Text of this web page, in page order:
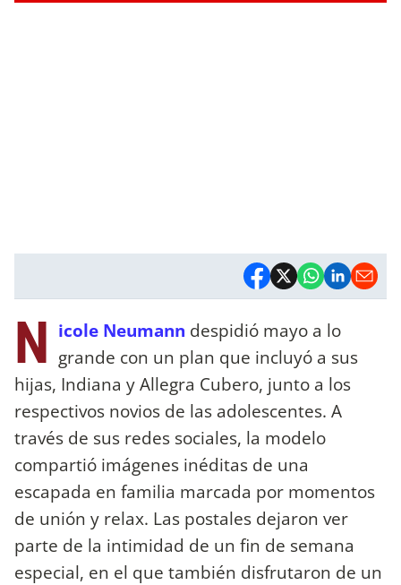
N icole Neumann despidió mayo a lo
grande con un plan que incluyó a sus
hijas, Indiana y Allegra Cubero, junto a los
respectivos novios de las adolescentes. A
través de sus redes sociales, la modelo
compartió imágenes inéditas de una
escapada en familia marcada por momentos
de unión y relax. Las postales dejaron ver
parte de la intimidad de un fin de semana
especial, en el que también disfrutaron de un